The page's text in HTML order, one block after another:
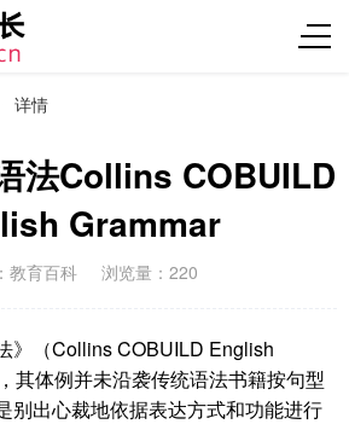
详情
法Collins COBUILD
Grammar
教育百科 浏览量：220
》（Collins COBUILD English
其体例并未沿袭传统语法书籍按句型
别出心裁地依据表达方式和功能进行